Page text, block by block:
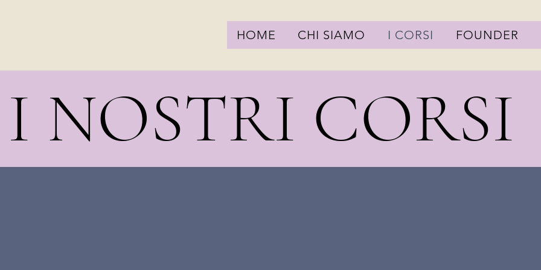
HOME CHI SIAMO I CORSI FOUNDER
I NOSTRI CORSI